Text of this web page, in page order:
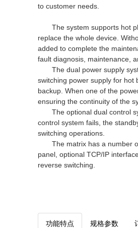
to customer needs.
The system supports hot
replace the whole device.
added to complete the
fault diagnosis, maintenance,
The dual power supply
switching power supply for hot
backup. When one of the
ensuring the continuity of the
The optional dual control
control system fails, the
switching operations.
The matrix has a number
panel, optional TCP/IP
reverse switching.
功能特点 规格参数